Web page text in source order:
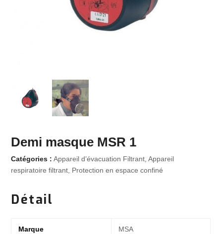
Demi masque MSR 1
Catégories : Appareil d’évacuation Filtrant,Appareil
respiratoire filtrant, Protection en espace confiné
Détail
Marque MSA